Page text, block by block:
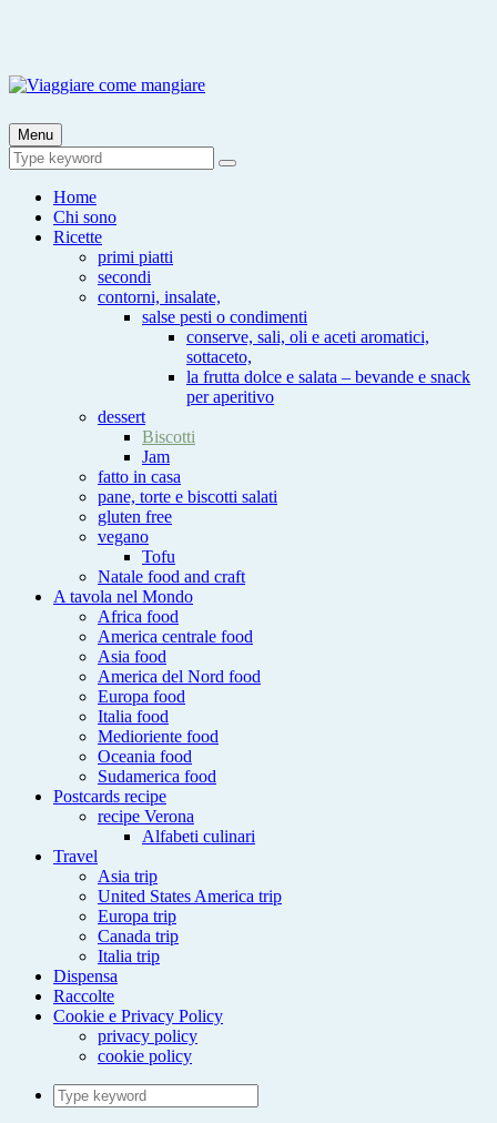
Viaggiare come mangiare
Viaggia impara cucina e aggiungi un posto a tavola
Menu
Search
for:
Search
Home
Chi sono
Ricette
primi piatti
secondi
contorni, insalate,
salse pesti o condimenti
conserve, sali, oli e aceti aromatici,
sottaceto,
la frutta dolce e salata – bevande e snack
per aperitivo
dessert
Biscotti
Jam
fatto in casa
pane, torte e biscotti salati
gluten free
vegano
Tofu
Natale food and craft
A tavola nel Mondo
Africa food
America centrale food
Asia food
America del Nord food
Europa food
Italia food
Medioriente food
Oceania food
Sudamerica food
Postcards recipe
recipe Verona
Alfabeti culinari
Travel
Asia trip
United States America trip
Europa trip
Canada trip
Italia trip
Dispensa
Raccolte
Cookie e Privacy Policy
privacy policy
cookie policy
Search
for: